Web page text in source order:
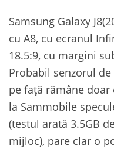
Samsung Galaxy
cu A8, cu ecranul
18.5:9, cu margini
Probabil senzorul
pe față rămâne
la Sammobile
(testul arată 3.5GB
mijloc), pare clar o